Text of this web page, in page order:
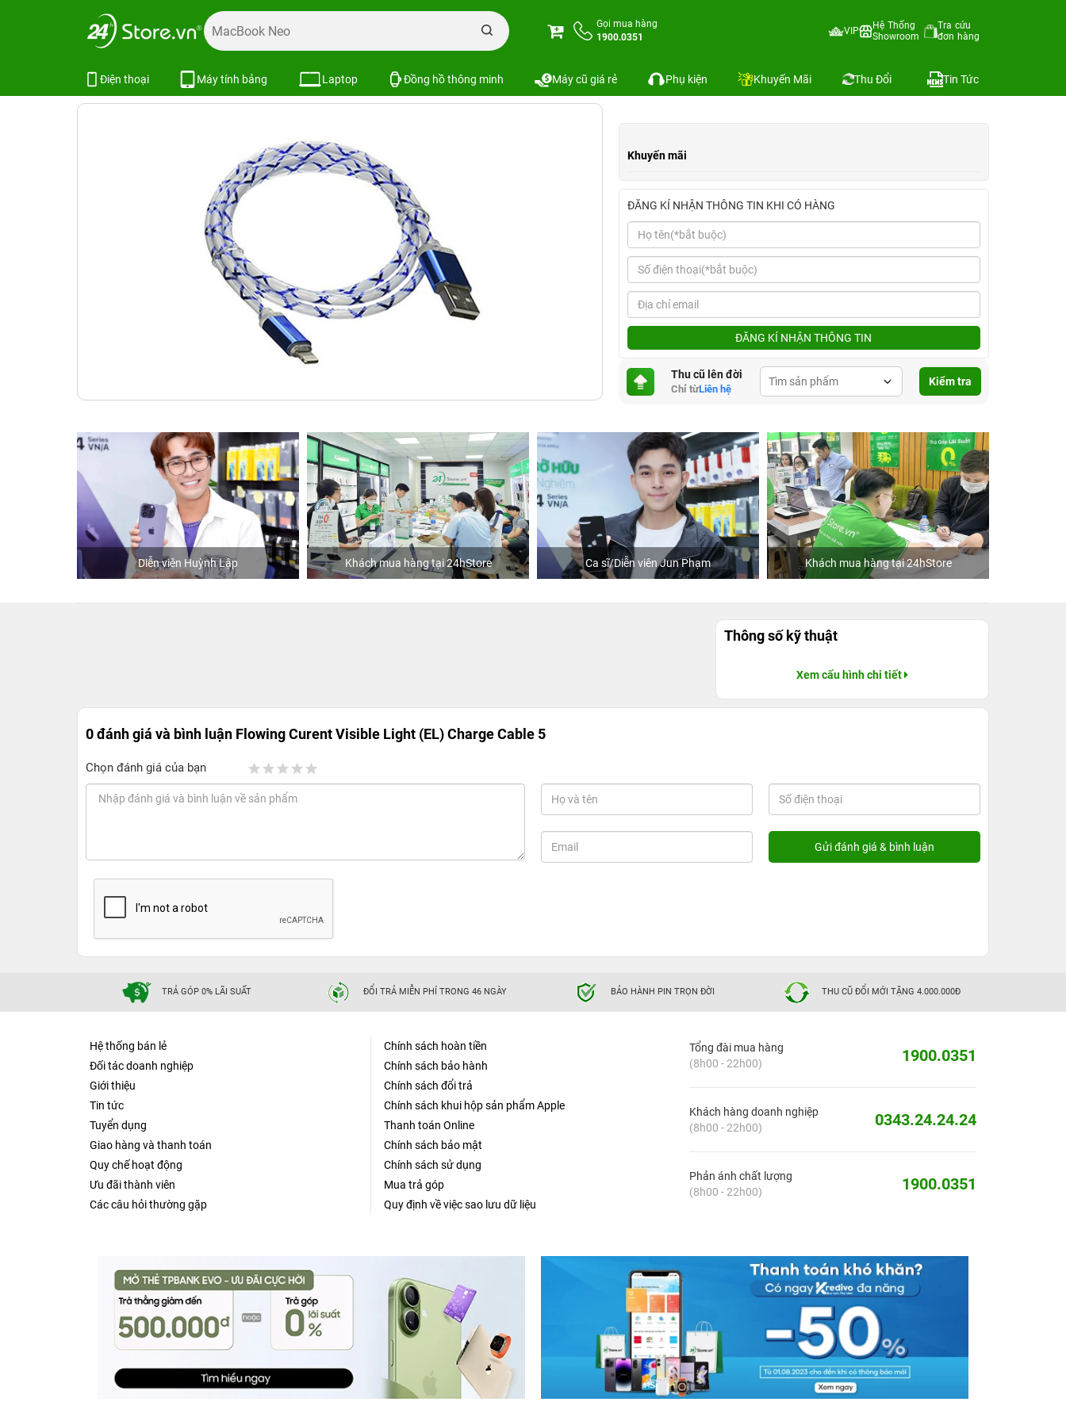
Gọi mua hàng
1900.0351
VIP
Hệ Thống
Showroom
Tra cứu
đơn hàng
Điện thoại Máy tính bảng Laptop Đồng hồ thông minh Máy cũ giá rẻ Phụ kiện Khuyến Mãi Thu Đổi Tin Tức
Trang chủ Cốc - Cáp Sạc
Khuyến mãi
ĐĂNG KÍ NHẬN THÔNG TIN KHI CÓ HÀNG
ĐĂNG KÍ NHẬN THÔNG TIN
Thu cũ lên đời
Chỉ từLiên hệ
Kiểm tra
Diễn viên Huỳnh Lập Khách mua hàng tại 24hStore Ca sĩ/Diễn viên Jun Phạm Khách mua hàng tại 24hStore
Thông số kỹ thuật
Xem cấu hình chi tiết
0 đánh giá và bình luận Flowing Curent Visible Light (EL) Charge Cable 5
Chọn đánh giá của bạn
TRẢ GÓP 0% LÃI SUẤT ĐỔI TRẢ MIỄN PHÍ TRONG 46 NGÀY BẢO HÀNH PIN TRỌN ĐỜI THU CŨ ĐỔI MỚI TẶNG 4.000.000Đ
Hệ thống bán lẻ
Đối tác doanh nghiệp
Giới thiệu
Tin tức
Tuyển dụng
Giao hàng và thanh toán
Quy chế hoạt động
Ưu đãi thành viên
Các câu hỏi thường gặp
Chính sách hoàn tiền
Chính sách bảo hành
Chính sách đổi trả
Chính sách khui hộp sản phẩm Apple
Thanh toán Online
Chính sách bảo mật
Chính sách sử dụng
Mua trả góp
Quy định về việc sao lưu dữ liệu
Tổng đài mua hàng
(8h00 - 22h00)
1900.0351
Khách hàng doanh nghiệp
(8h00 - 22h00)
0343.24.24.24
Phản ánh chất lượng
(8h00 - 22h00)
1900.0351